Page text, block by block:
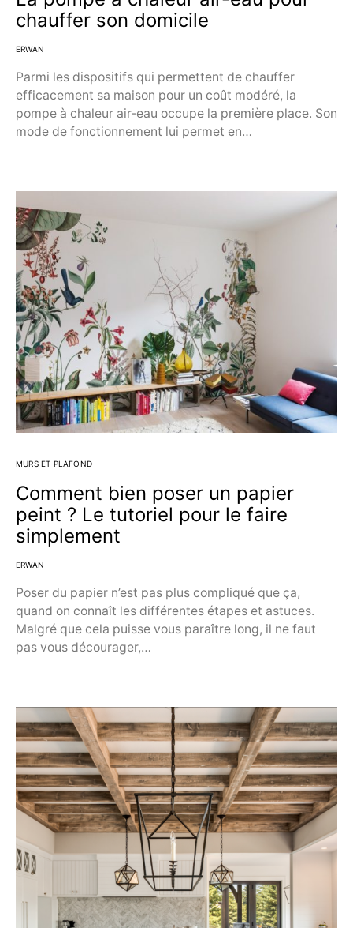
chauffer son domicile
ERWAN
Parmi les dispositifs qui permettent de chauffer
efficacement sa maison pour un coût modéré, la
pompe à chaleur air-eau occupe la première place. Son
mode de fonctionnement lui permet en…
MURS ET PLAFOND
Comment bien poser un papier
peint ? Le tutoriel pour le faire
simplement
ERWAN
Poser du papier n’est pas plus compliqué que ça,
quand on connaît les différentes étapes et astuces.
Malgré que cela puisse vous paraître long, il ne faut
pas vous décourager,…